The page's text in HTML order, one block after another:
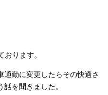
ります。
通勤に変更したらその快適さ
を聞きました。